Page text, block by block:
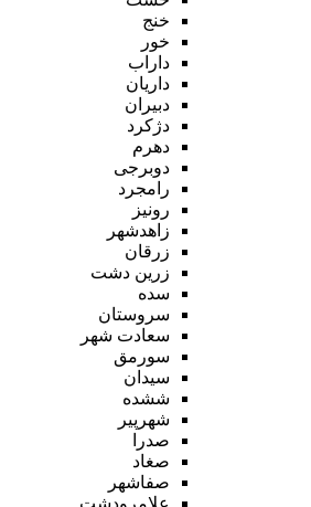
خنج
خور
داراب
داریان
دبیران
دژکرد
دهرم
دوبرجی
رامجرد
رونیز
زاهدشهر
زرقان
زرین دشت
سده
سروستان
سعادت شهر
سورمق
سیدان
ششده
شهرپیر
صدرا
صغاد
صفاشهر
علامرودشت